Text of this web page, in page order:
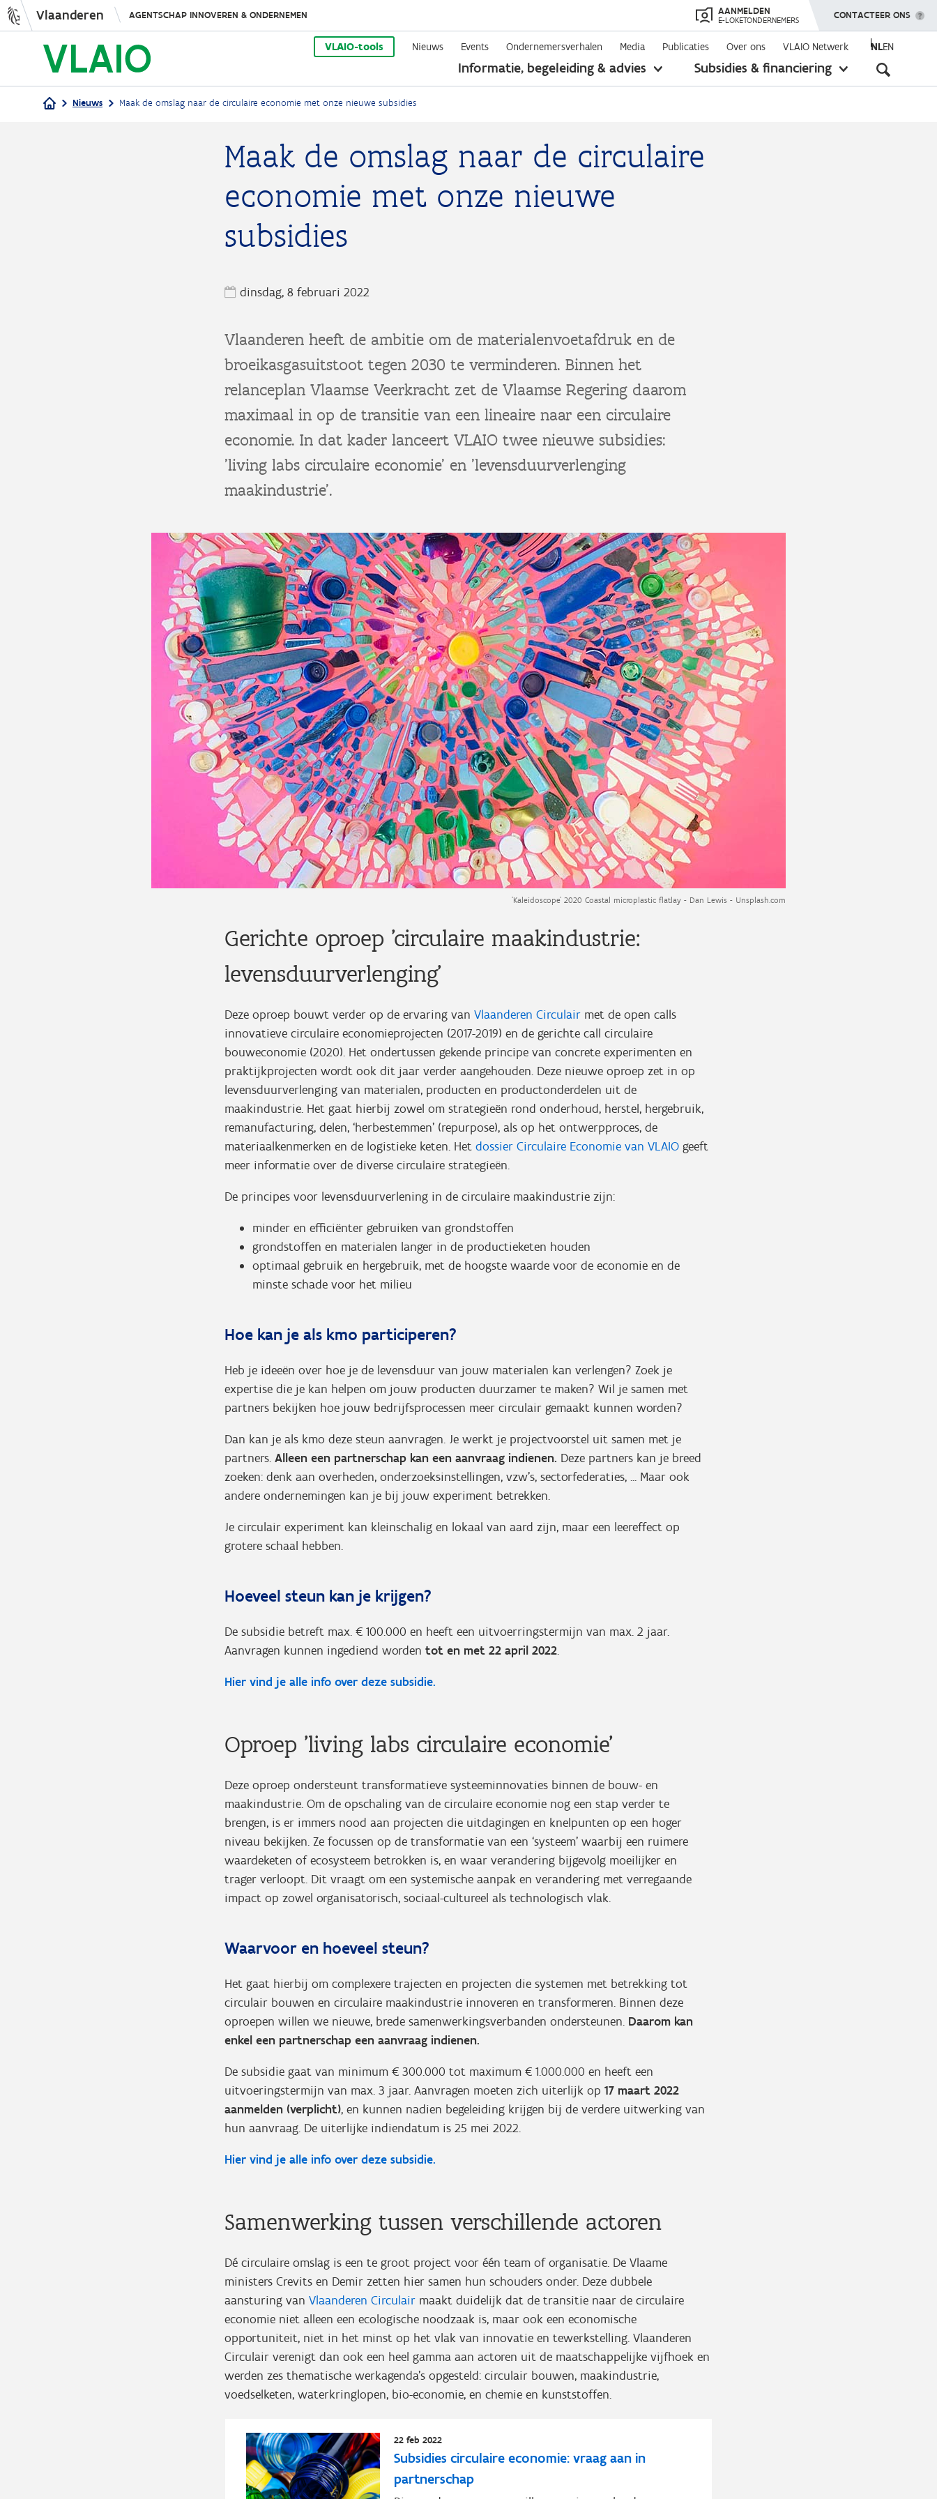
Overslaan
en
naar
de
Vlaanderen AGENTSCHAP INNOVEREN & ONDERNEMEN AANMELDEN
E-LOKETONDERNEMERS TOON MENU
CONTACTEER ONS
VLAIO-tools Nieuws Events Ondernemersverhalen Media Publicaties Over ons VLAIO Netwerk NLEN
Informatie, begeleiding & advies
toon
Subsidies & financiering
toon
Nieuws Maak de omslag naar de circulaire economie met onze nieuwe subsidies
Maak de omslag naar de circulaire
economie met onze nieuwe
subsidies
dinsdag, 8 februari 2022
Vlaanderen heeft de ambitie om de materialenvoetafdruk en de
broeikasgasuitstoot tegen 2030 te verminderen. Binnen het
relanceplan Vlaamse Veerkracht zet de Vlaamse Regering daarom
maximaal in op de transitie van een lineaire naar een circulaire
economie. In dat kader lanceert VLAIO twee nieuwe subsidies:
'living labs circulaire economie' en 'levensduurverlenging
maakindustrie'.
'Kaleidoscope' 2020 Coastal microplastic flatlay - Dan Lewis - Unsplash.com
Gerichte oproep 'circulaire maakindustrie:
levensduurverlenging'
Deze oproep bouwt verder op de ervaring vanVlaanderen Circulair met de open calls
innovatieve circulaire economieprojecten (2017-2019) en de gerichte call circulaire
bouweconomie (2020). Het ondertussen gekende principe van concrete experimenten en
praktijkprojecten wordt ook dit jaar verder aangehouden. Deze nieuwe oproep zet in op
levensduurverlenging van materialen, producten en productonderdelen uit de
maakindustrie. Het gaat hierbij zowel om strategieën rond onderhoud, herstel, hergebruik,
remanufacturing, delen, ‘herbestemmen’ (repurpose), als op het ontwerpproces, de
materiaalkenmerken en de logistieke keten. Hetdossier Circulaire Economie van VLAIO geeft
meer informatie over de diverse circulaire strategieën.
De principes voor levensduurverlening in de circulaire maakindustrie zijn:
minder en efficiënter gebruiken van grondstoffen
grondstoffen en materialen langer in de productieketen houden
optimaal gebruik en hergebruik, met de hoogste waarde voor de economie en de
minste schade voor het milieu
Hoe kan je als kmo participeren?
Heb je ideeën over hoe je de levensduur van jouw materialen kan verlengen? Zoek je
expertise die je kan helpen om jouw producten duurzamer te maken? Wil je samen met
partners bekijken hoe jouw bedrijfsprocessen meer circulair gemaakt kunnen worden?
Dan kan je als kmo deze steun aanvragen. Je werkt je projectvoorstel uit samen met je
partners. Alleen een partnerschap kan een aanvraag indienen. Deze partners kan je breed
zoeken: denk aan overheden, onderzoeksinstellingen, vzw's, sectorfederaties, ... Maar ook
andere ondernemingen kan je bij jouw experiment betrekken.
Je circulair experiment kan kleinschalig en lokaal van aard zijn, maar een leereffect op
grotere schaal hebben.
Hoeveel steun kan je krijgen?
De subsidie betreft max. € 100.000 en heeft een uitvoerringstermijn van max. 2 jaar.
Aanvragen kunnen ingediend wordentot en met 22 april 2022.
Hier vind je alle info over deze subsidie.
Oproep 'living labs circulaire economie'
Deze oproep ondersteunt transformatieve systeeminnovaties binnen de bouw- en
maakindustrie. Om de opschaling van de circulaire economie nog een stap verder te
brengen, is er immers nood aan projecten die uitdagingen en knelpunten op een hoger
niveau bekijken. Ze focussen op de transformatie van een ‘systeem’ waarbij een ruimere
waardeketen of ecosysteem betrokken is, en waar verandering bijgevolg moeilijker en
trager verloopt. Dit vraagt om een systemische aanpak en verandering met verregaande
impact op zowel organisatorisch, sociaal-cultureel als technologisch vlak.
Waarvoor en hoeveel steun?
Het gaat hierbij om complexere trajecten en projecten die systemen met betrekking tot
circulair bouwen en circulaire maakindustrie innoveren en transformeren. Binnen deze
oproepen willen we nieuwe, brede samenwerkingsverbanden ondersteunen. Daarom kan
enkel een partnerschap een aanvraag indienen.
De subsidie gaat van minimum € 300.000 tot maximum € 1.000.000 en heeft een
uitvoeringstermijn van max. 3 jaar. Aanvragen moeten zich uiterlijk op17 maart 2022
aanmelden (verplicht), en kunnen nadien begeleiding krijgen bij de verdere uitwerking van
hun aanvraag. De uiterlijke indiendatum is 25 mei 2022.
Hier vind je alle info over deze subsidie.
Samenwerking tussen verschillende actoren
Dé circulaire omslag is een te groot project voor één team of organisatie. De Vlaame
ministers Crevits en Demir zetten hier samen hun schouders onder. Deze dubbele
aansturing vanVlaanderen Circulair maakt duidelijk dat de transitie naar de circulaire
economie niet alleen een ecologische noodzaak is, maar ook een economische
opportuniteit, niet in het minst op het vlak van innovatie en tewerkstelling. Vlaanderen
Circulair verenigt dan ook een heel gamma aan actoren uit de maatschappelijke vijfhoek en
werden zes thematische werkagenda’s opgesteld: circulair bouwen, maakindustrie,
voedselketen, waterkringlopen, bio-economie, en chemie en kunststoffen.
22 feb 2022
Subsidies circulaire economie: vraag aan in
partnerschap